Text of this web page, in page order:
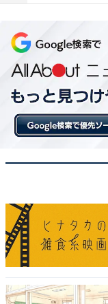
歴代興行収入第1
ファンブック「鬼
のエピソードなど
でも楽しめる内容
特典付録もデジタ